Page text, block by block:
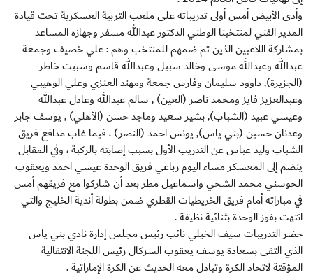
وأدى الأبيض أمس أولى تدريباته على ملعب التربية العسكرية تحت قيادة
المدير الفني لمنتخبنا الوطني الدكتور عبدالله مسفر وجهازه المساعد
بمشاركة اللاعبين الذين تم ضمهم للمنتخب وهم : علي خصيف وجمعة
عبدالله وعبدالله موسى وخالد سبيل وعبدالله قاسم وسبيت خاطر
(الجزيرة), داوود سليمان وفارس جمعة ومهند العنزي وعلي الوهيبي
وعبدالعزيز فايز ومحمد ناصر (العين) , سالم عبدالله وعادل عبدالله
وعيسي عبيد (الشباب), بشير سعيد وماجد حسن (الأهلي) , يوسف جابر
وعدنان حسين (بني ياس), يونس احمد (النصر) ، فيما غاب مدافع فريق
الشباب وليد عباس عن التدريب الأول بسبب إصابته بالركبة ، وفي المقابل
ينضم إلى المعسكر مساء اليوم رباعي فريق الوحدة عيسي احمد ويعقوب
الحوسني محمد الشحي واسماعيل مطر بعد أن شاركوا مع فريقهم أمس
في مباراته أمام فريق الخريطيات القطري ضمن بطولة أندية الخليج والتي
انتهت بفوز الوحدة بثنائية نظيفة .
حضر التدريبات سيف الخيلي نائب رئيس مجلس إدارة نادي بني ياس
الذي التقى بسعادة يوسف يعقوب السركال رئيس اللجنة الانتقالية
المؤقتة لاتحاد الكرة وتبادل معه الحديث عن الكرة الإماراتية .